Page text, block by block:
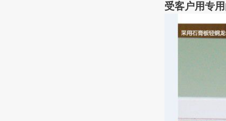
受客户用专